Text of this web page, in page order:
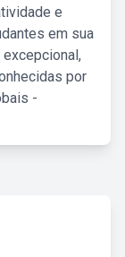
e
em sua
excepcional,
por
-